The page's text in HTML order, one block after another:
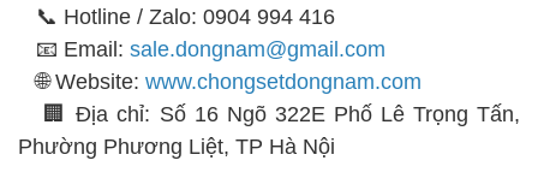
📞 Hotline / Zalo: 0904 994 416
📧 Email: sale.dongnam@gmail.com
🌐 Website: www.chongsetdongnam.com
🏢 Địa chỉ: Số 16 Ngõ 322E Phố Lê Trọng Tấn,
Phường Phương Liệt, TP Hà Nội